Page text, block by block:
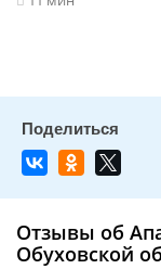
Отзывы об
Обуховской